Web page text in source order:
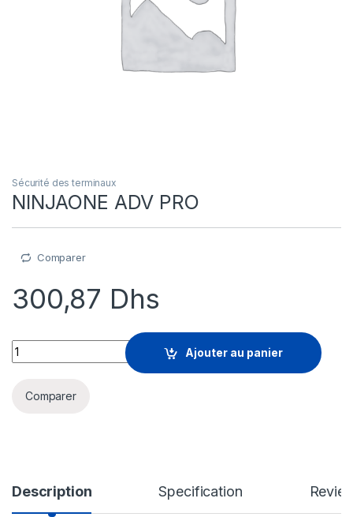
Sécurité des terminaux
NINJAONE ADV PRO
Comparer
300,87 Dhs
NINJAONE ADV PRO quantity
Ajouter au panier
Comparer
Description Specification